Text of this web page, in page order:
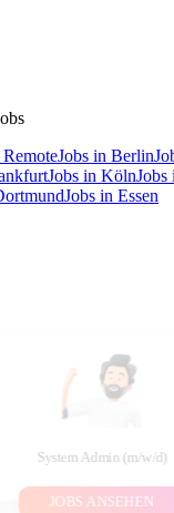
Jobs in Berlin
Jobs in KölnJobs
Jobs in Essen
System Admin (m/w/d)
JOBS ANSEHEN